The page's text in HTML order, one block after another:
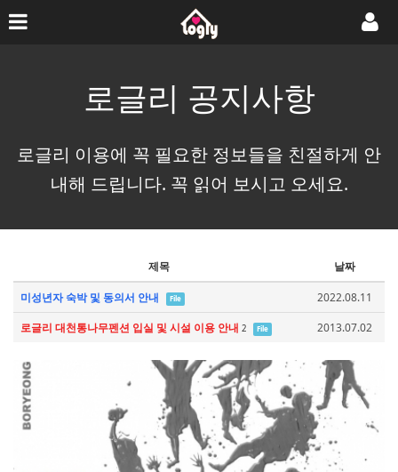
로글리 공지사항
로글리 이용에 꼭 필요한 정보들을 친절하게 안
내해 드립니다. 꼭 읽어 보시고 오세요.
제목 날짜
미성년자 숙박 및 동의서 안내 File
2022.08.11
로글리 대천통나무펜션 입실 및 시설 이용 안내 2 File 2013.07.02